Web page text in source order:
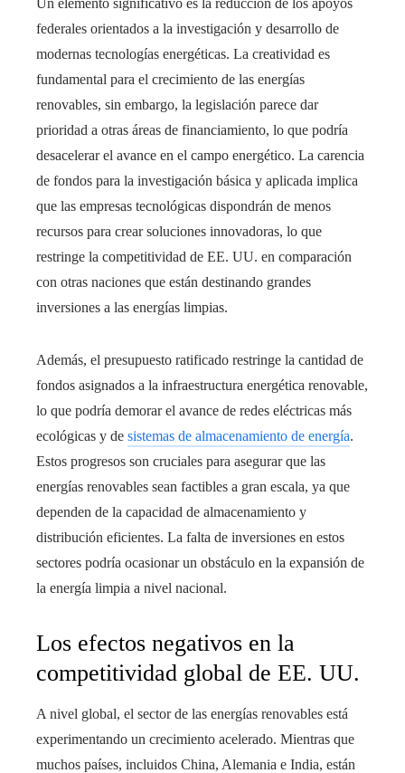
federales orientados a la investigación y desarrollo de
modernas tecnologías energéticas. La creatividad es
fundamental para el crecimiento de las energías
renovables, sin embargo, la legislación parece dar
prioridad a otras áreas de financiamiento, lo que podría
desacelerar el avance en el campo energético. La carencia
de fondos para la investigación básica y aplicada implica
que las empresas tecnológicas dispondrán de menos
recursos para crear soluciones innovadoras, lo que
restringe la competitividad de EE. UU. en comparación
con otras naciones que están destinando grandes
inversiones a las energías limpias.
Además, el presupuesto ratificado restringe la cantidad de
fondos asignados a la infraestructura energética renovable,
lo que podría demorar el avance de redes eléctricas más
ecológicas y de sistemas de almacenamiento de energía.
Estos progresos son cruciales para asegurar que las
energías renovables sean factibles a gran escala, ya que
dependen de la capacidad de almacenamiento y
distribución eficientes. La falta de inversiones en estos
sectores podría ocasionar un obstáculo en la expansión de
la energía limpia a nivel nacional.
Los efectos negativos en la
competitividad global de EE. UU.
A nivel global, el sector de las energías renovables está
experimentando un crecimiento acelerado. Mientras que
muchos países, incluidos China, Alemania e India, están